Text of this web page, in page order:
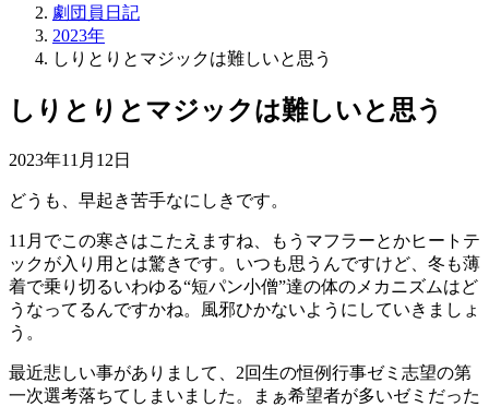
劇団員日記
2023年
しりとりとマジックは難しいと思う
しりとりとマジックは難しいと思う
2023年11月12日
どうも、早起き苦手なにしきです。
11月でこの寒さはこたえますね、もうマフラーとかヒートテ
ックが入り用とは驚きです。いつも思うんですけど、冬も薄
着で乗り切るいわゆる“短パン小僧”達の体のメカニズムはど
うなってるんですかね。風邪ひかないようにしていきましょ
う。
最近悲しい事がありまして、2回生の恒例行事ゼミ志望の第
一次選考落ちてしまいました。まぁ希望者が多いゼミだった